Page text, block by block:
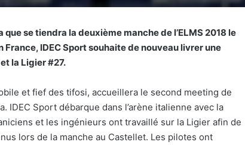
se tiendra la deuxième manche de l’ELMS 2018 le
IDEC Sport souhaite de nouveau livrer une
la Ligier #27.
et fief des tifosi, accueillera le second meeting de
IDEC Sport débarque dans l’arène italienne avec la
et les ingénieurs ont travaillé sur la Ligier afin de
lors de la manche au Castellet. Les pilotes ont